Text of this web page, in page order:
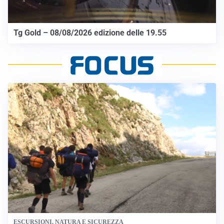
Tg Gold – 08/08/2026 edizione delle 19.55
ESCURSIONI, NATURA E SICUREZZA